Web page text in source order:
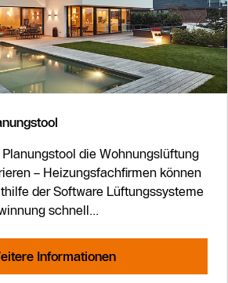
die Wohnungslüftung
– Heizungsfachfirmen können
der Software Lüftungssysteme
schnell...
Informationen